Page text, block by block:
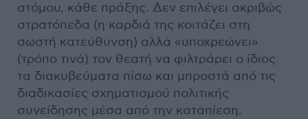
ατόμου, κάθε πράξης. Δεν επιλέγει ακριβώς
στρατόπεδα (η καρδιά της κοιτάζει στη
σωστή κατεύθυνση) αλλά «υποχρεώνει»
(τρόπο τινά) τον θεατή να φιλτράρει ο ίδιος
τα διακυβεύματα πίσω και μπροστά από τις
διαδικασίες σχηματισμού πολιτικής
συνείδησης μέσα από την καταπίεση.